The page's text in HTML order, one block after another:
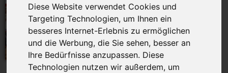
Diese Website verwendet Cookies und
Targeting Technologien, um Ihnen ein
besseres Internet-Erlebnis zu ermöglichen
und die Werbung, die Sie sehen, besser an
Ihre Bedürfnisse anzupassen. Diese
Technologien nutzen wir außerdem, um
30.08.2021 |
0
Ausgabe Nr. 403